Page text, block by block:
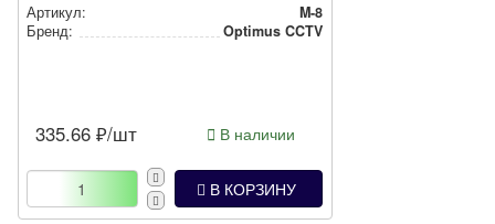
Артикул:
M-8
Бренд:
Optimus CCTV
335.66 ₽/шт В наличии
В КОРЗИНУ